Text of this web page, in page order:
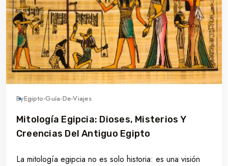
ByEgipto-Guía-De-Viajes
Mitología Egipcia: Dioses, Misterios Y
Creencias Del Antiguo Egipto
La mitología egipcia no es solo historia: es una visión